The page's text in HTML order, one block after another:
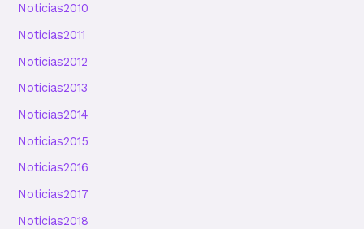
Noticias2010
Noticias2011
Noticias2012
Noticias2013
Noticias2014
Noticias2015
Noticias2016
Noticias2017
Noticias2018